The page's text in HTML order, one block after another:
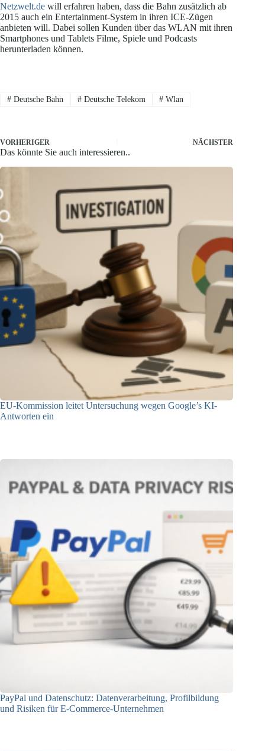
Netzwelt.de will erfahren haben, dass die Bahn zusätzlich ab
2015 auch ein Entertainment-System in ihren ICE-Zügen
anbieten will. Dabei sollen Kunden über das WLAN mit ihren
Smartphones und Tablets Filme, Spiele und Podcasts
herunterladen können.
#Deutsche Bahn #Deutsche Telekom # Wlan
VORHERIGER NÄCHSTER
Das könnte Sie auch interessieren..
EU-Kommission leitet Untersuchung wegen Google’s KI-
Antworten ein
PayPal und Datenschutz: Datenverarbeitung, Profilbildung
und Risiken für E-Commerce-Unternehmen